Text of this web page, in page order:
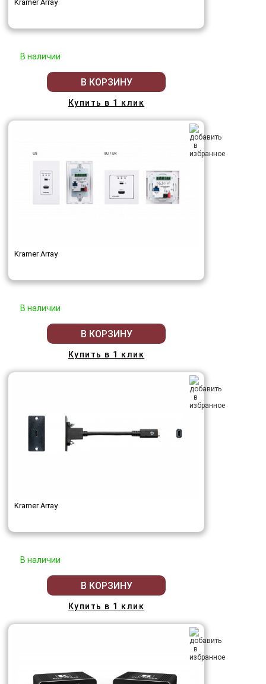
Kramer Array
В наличии
В КОРЗИНУ
Купить в 1 клик
Kramer Array
В наличии
В КОРЗИНУ
Купить в 1 клик
Kramer Array
В наличии
В КОРЗИНУ
Купить в 1 клик